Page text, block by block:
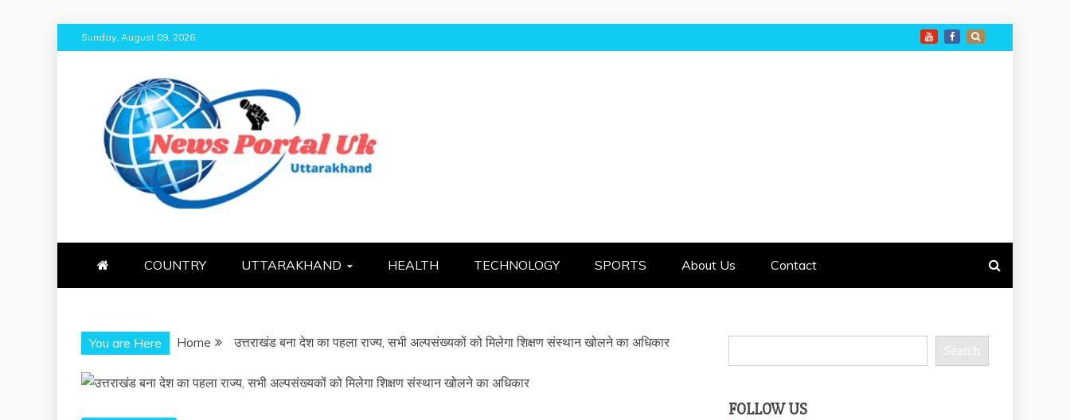
to
Sunday, August 09, 2026
NEWS PORTAL UK
COUNTRY UTTARAKHAND HEALTH TECHNOLOGY SPORTS About Us Contact
You are Here Home उत्तराखंड बना देश का पहला राज्य, सभी अल्पसंख्यकों को मिलेगा शिक्षण संस्थान खोलने का अधिकार
Search
FOLLOW US